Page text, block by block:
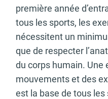
première année
tous les sports, les
nécessitent un
que de respecter
du corps humain. Une
mouvements et des
est la base de tous